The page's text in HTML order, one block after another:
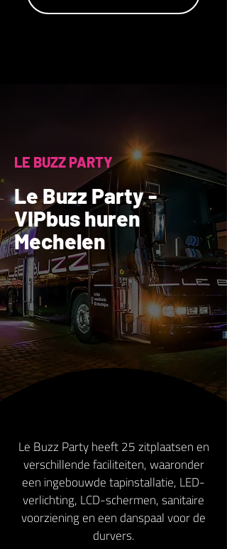
LE BUZZ PARTY
Le Buzz Party -
VIPbus huren
Mechelen
Le Buzz Party heeft 25 zitplaatsen en
verschillende faciliteiten, waaronder
een ingebouwde tapinstallatie, LED-
verlichting, LCD-schermen, sanitaire
voorziening en een danspaal voor de
durvers.